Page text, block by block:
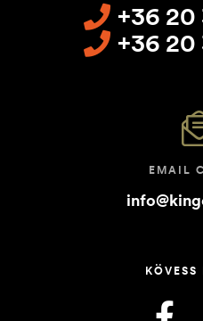
+36
+36
EMAIL
KÖVESS